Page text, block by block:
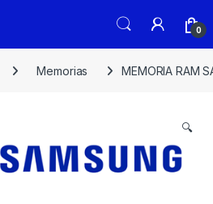
0
Memorias MEMORIA RAM
🔍